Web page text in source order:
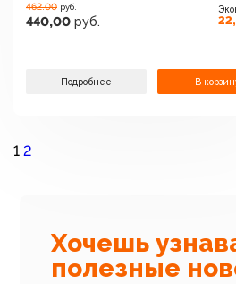
462.00 руб.
440,00 руб.
Подробнее В
1 2
Хочешь
полезные